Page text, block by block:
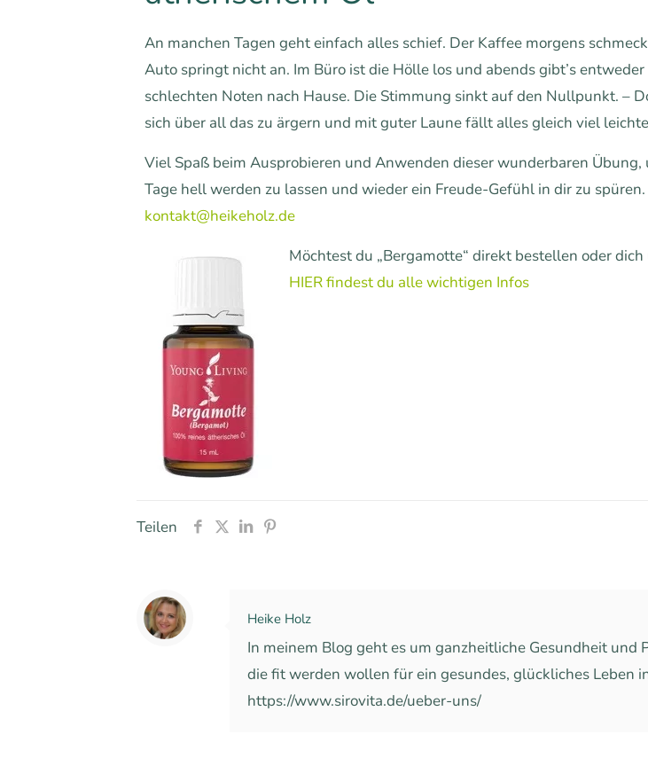
An manchen Tagen geht einfach alles schief. Der Kaffee morgens
Auto springt nicht an. Im Büro ist die Hölle los und abends gibt’s
schlechten Noten nach Hause. Die Stimmung sinkt auf den Nullpunkt. –
sich über all das zu ärgern und mit guter Laune fällt alles gleich viel
Viel Spaß beim Ausprobieren und Anwenden dieser wunderbaren
Tage hell werden zu lassen und wieder ein Freude-Gefühl in dir zu
kontakt@heikeholz.de
Möchtest du „Bergamotte“ direkt bestellen oder
HIER findest du alle wichtigen Infos
Teilen
Heike Holz
In meinem Blog geht es um ganzheitliche Gesundheit und
die fit werden wollen für ein gesundes, glückliches Leben
https://www.sirovita.de/ueber-uns/